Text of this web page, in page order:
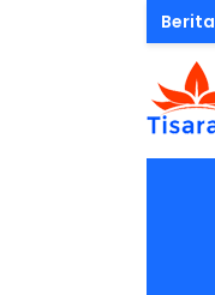
One Day Mindfulness